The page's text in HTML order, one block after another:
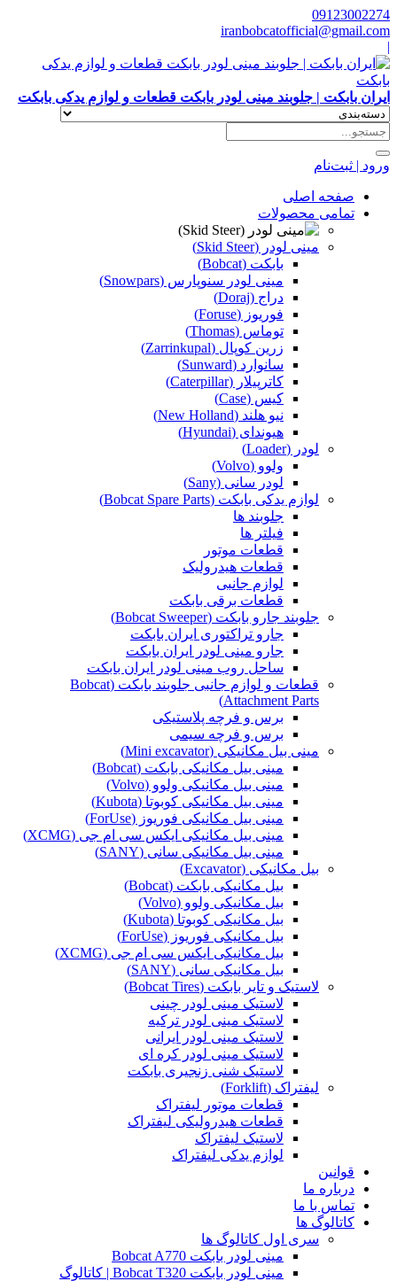
09123002274
iranbobcatofficial@gmail.com
|
ایران بابکت | جلوبند مینی لودر بابکت قطعات و لوازم یدکی بابکت
ورود | ثبت‌نام
صفحه اصلی
تمامی محصولات
مینی لودر (Skid Steer)
بابکت (Bobcat)
مینی لودر سنوپارس (Snowpars)
دراج (Doraj)
فوریوز (Foruse)
توماس (Thomas)
زرین کوپال (Zarrinkupal)
سانوارد (Sunward)
کاترپیلار (Caterpillar)
کیس (Case)
نیو هلند (New Holland)
هیوندای (Hyundai)
لودر (Loader)
ولوو (Volvo)
لودر سانی (Sany)
لوازم یدکی بابکت (Bobcat Spare Parts)
جلوبند ها
فیلتر ها
قطعات موتور
قطعات هیدرولیک
لوازم جانبی
قطعات برقی بابکت
جلوبند جارو بابکت (Bobcat Sweeper)
جارو تراکتوری ایران بابکت
جارو مینی لودر ایران بابکت
ساحل روب مینی لودر ایران بابکت
قطعات و لوازم جانبی جلوبند بابکت (Bobcat
Attachment Parts)
برس و فرچه پلاستیکی
برس و فرچه سیمی
مینی بیل مکانیکی (Mini excavator)
مینی بیل مکانیکی بابکت (Bobcat)
مینی بیل مکانیکی ولوو (Volvo)
مینی بیل مکانیکی کوبوتا (Kubota)
مینی بیل مکانیکی فوریوز (ForUse)
مینی بیل مکانیکی ایکس سی ام جی (XCMG)
مینی بیل مکانیکی سانی (SANY)
بیل مکانیکی (Excavator)
بیل مکانیکی بابکت (Bobcat)
بیل مکانیکی ولوو (Volvo)
بیل مکانیکی کوبوتا (Kubota)
بیل مکانیکی فوریوز (ForUse)
بیل مکانیکی ایکس سی ام جی (XCMG)
بیل مکانیکی سانی (SANY)
لاستیک و تایر بابکت (Bobcat Tires)
لاستیک مینی لودر چینی
لاستیک مینی لودر ترکیه
لاستیک مینی لودر ایرانی
لاستیک مینی لودر کره ای
لاستیک شنی زنجیری بابکت
لیفتراک (Forklift)
قطعات موتور لیفتراک
قطعات هیدرولیکی لیفتراک
لاستیک لیفتراک
لوازم یدکی لیفتراک
قوانین
درباره ما
تماس با ما
کاتالوگ ها
سری اول کاتالوگ ها
مینی لودر بابکت Bobcat A770
مینی لودر بابکت Bobcat T320 | کاتالوگ